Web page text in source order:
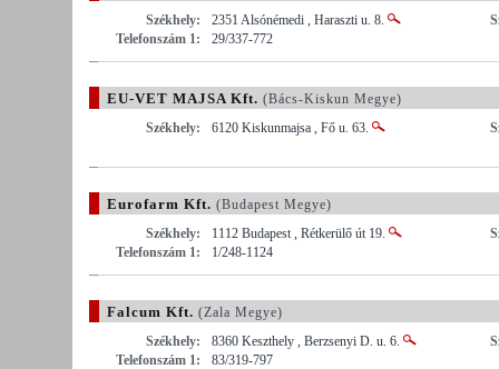
Székhely:
2351 Alsónémedi , Haraszti u. 8.
Telefonszám 1:
29/337-772
EU-VET MAJSA Kft. (Bács-Kiskun Megye)
Székhely:
6120 Kiskunmajsa , Fő u. 63.
Eurofarm Kft. (Budapest Megye)
Székhely:
1112 Budapest , Rétkerülő út 19.
Telefonszám 1:
1/248-1124
Falcum Kft. (Zala Megye)
Székhely:
8360 Keszthely , Berzsenyi D. u. 6.
Telefonszám 1:
83/319-797